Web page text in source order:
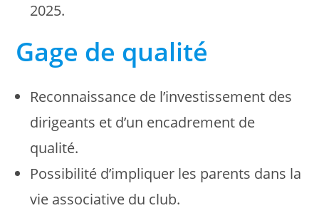
2025.
Gage de qualité
Reconnaissance de l’investissement des
dirigeants et d’un encadrement de
qualité.
Possibilité d’impliquer les parents dans la
vie associative du club.